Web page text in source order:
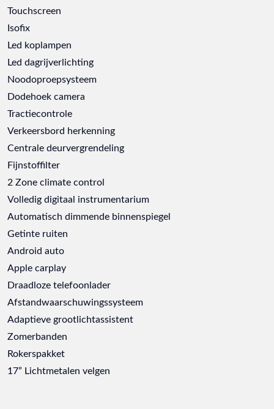
Touchscreen
Isofix
Led koplampen
Led dagrijverlichting
Noodoproepsysteem
Dodehoek camera
Tractiecontrole
Verkeersbord herkenning
Centrale deurvergrendeling
Fijnstoffilter
2 Zone climate control
Volledig digitaal instrumentarium
Automatisch dimmende binnenspiegel
Getinte ruiten
Android auto
Apple carplay
Draadloze telefoonlader
Afstandwaarschuwingssysteem
Adaptieve grootlichtassistent
Zomerbanden
Rokerspakket
17” Lichtmetalen velgen